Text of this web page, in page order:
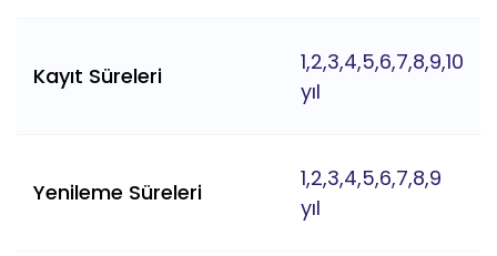
Kayıt Süreleri
1,2,3,4,5,6,7,8,9,10
yıl
Yenileme Süreleri
1,2,3,4,5,6,7,8,9
yıl